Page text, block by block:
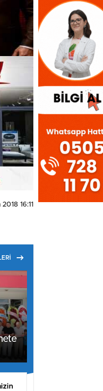
16:11